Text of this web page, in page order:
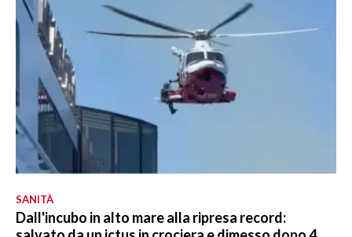
SANITÀ
Dall'incubo in alto mare alla ripresa record: